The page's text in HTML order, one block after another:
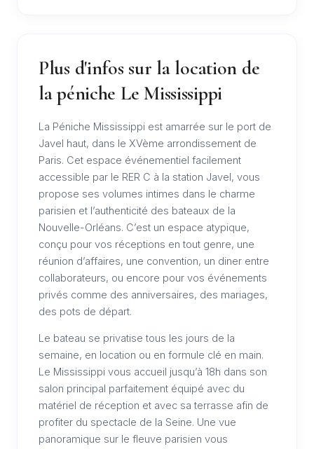
Plus d'infos sur la location de
la péniche Le Mississippi
La Péniche Mississippi est amarrée sur le port de
Javel haut, dans le XVème arrondissement de
Paris. Cet espace événementiel facilement
accessible par le RER C à la station Javel, vous
propose ses volumes intimes dans le charme
parisien et l’authenticité des bateaux de la
Nouvelle-Orléans. C’est un espace atypique,
conçu pour vos réceptions en tout genre, une
réunion d’affaires, une convention, un diner entre
collaborateurs, ou encore pour vos événements
privés comme des anniversaires, des mariages,
des pots de départ.
Le bateau se privatise tous les jours de la
semaine, en location ou en formule clé en main.
Le Mississippi vous accueil jusqu’à 18h dans son
salon principal parfaitement équipé avec du
matériel de réception et avec sa terrasse afin de
profiter du spectacle de la Seine. Une vue
panoramique sur le fleuve parisien vous